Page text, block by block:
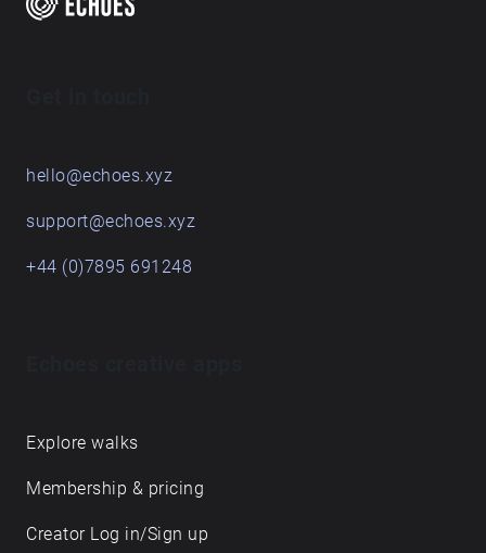
hello@echoes.xyz
support@echoes.xyz
+44 (0)7895 691248
Explore walks
Membership & pricing
Creator Log in/Sign up